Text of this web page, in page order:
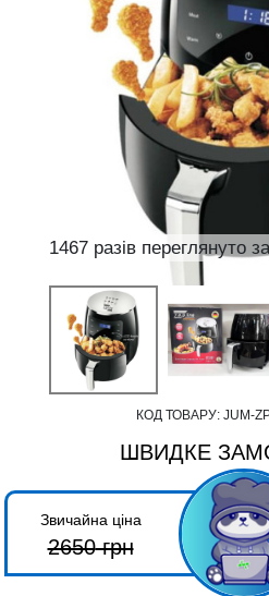
1467 разів переглянуто
КОД ТОВАРУ: JUM-
ШВИДКЕ
Звичайна ціна
2650грн